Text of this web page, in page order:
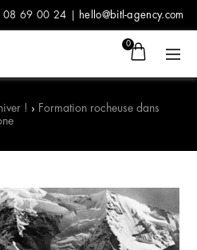
08 69 00 24 | hello@bitl-agency.com
0
! › Formation rocheuse dans